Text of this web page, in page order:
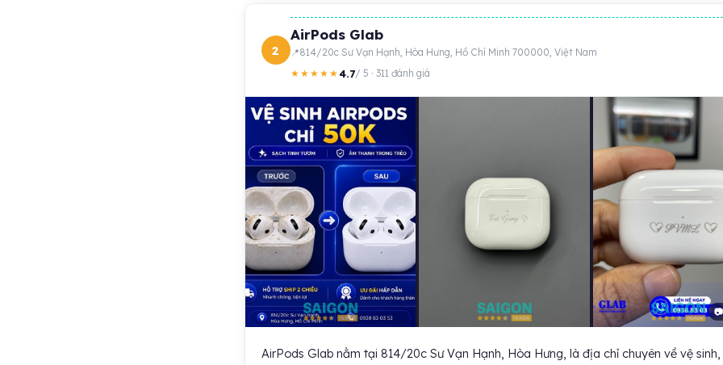
2
AirPods Glab
814/20c Sư Vạn Hạnh, Hòa Hưng, Hồ Chí Minh 700000, Việt Nam
★★★★★4.7/ 5 · 311 đánh giá
AirPods Glab nằm tại 814/20c Sư Vạn Hạnh, Hòa Hưng, là địa chỉ chuyên về vệ sinh,